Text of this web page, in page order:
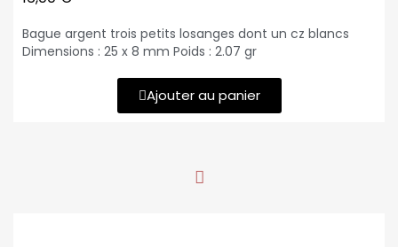
Bague argent trois petits losanges dont un cz blancs
Dimensions : 25 x 8 mm Poids : 2.07 gr
Ajouter au panier